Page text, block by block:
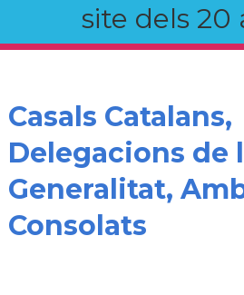
site dels 20
Casals Catalans,
Delegacions de
Generalitat,
Consolats